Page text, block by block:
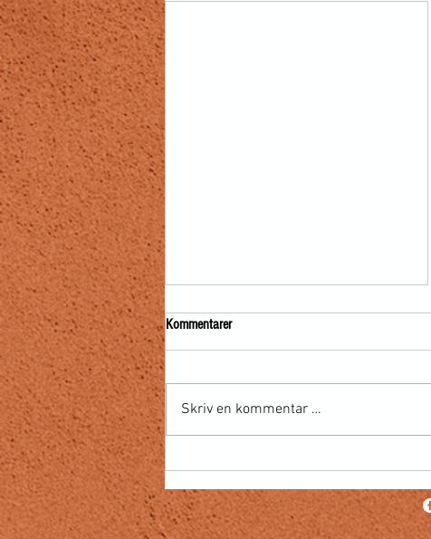
Kommentarer
Skriv en kommentar …